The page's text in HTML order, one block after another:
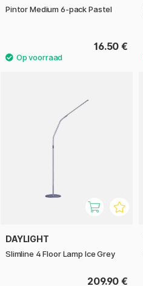
Pintor Medium 6-pack Pastel
16.50 €
DAYLIGHT
Slimline 4 Floor Lamp Ice Grey
209.90 €